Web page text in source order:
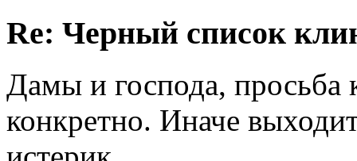
Re: Черный список
Дамы и господа, просьба
конкретно. Иначе